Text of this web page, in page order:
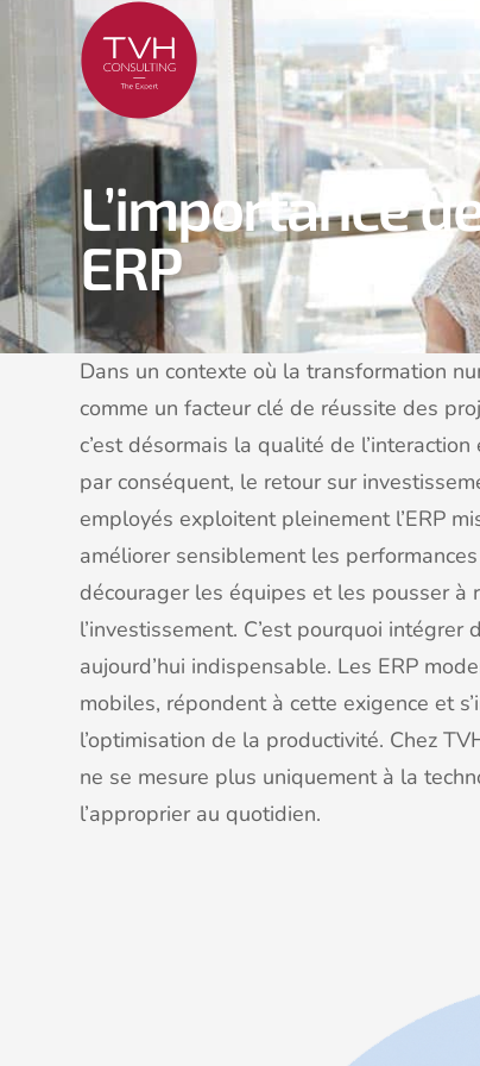
L’importance
ERP
Dans un contexte où la transformation
comme un facteur clé de réussite des
c’est désormais la qualité de
par conséquent, le retour sur
employés exploitent pleinement l’ERP
améliorer sensiblement les
décourager les équipes et les pousser à
l’investissement. C’est pourquoi
aujourd’hui indispensable. Les ERP
mobiles, répondent à cette exigence et
l’optimisation de la productivité. Chez
ne se mesure plus uniquement à la
l’approprier au quotidien.